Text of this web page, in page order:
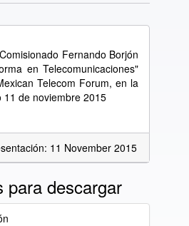
Fernando Borjón
en Telecomunicaciones"
Telecom Forum, en la
11 de noviembre 2015
11 November 2015
para descargar